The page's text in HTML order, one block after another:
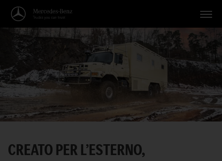
Veicoli
Applicazioni
Temi
Servizio
Italiano
CREATO PER L’ESTERNO,